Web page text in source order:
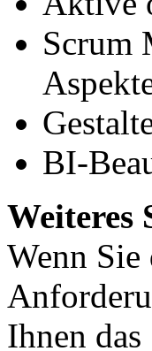
Scrum
BI-
Weiteres
Wenn Sie
Ihnen